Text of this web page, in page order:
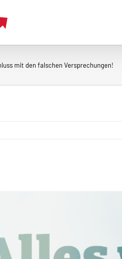
mit den falschen Versprechungen!